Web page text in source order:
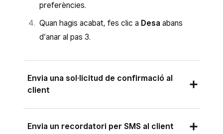
preferències.
Quan hagis acabat, fes clic a Desa abans
d’anar al pas 3.
Envia una sol·licitud de confirmació al
client
correu electrònic o ambdós com a mètode de
Envia un recordatori per SMS al client